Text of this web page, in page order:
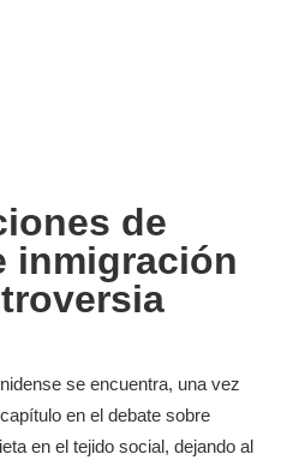
de
inmigración
se encuentra, una vez
en el debate sobre
en el tejido social, dejando al